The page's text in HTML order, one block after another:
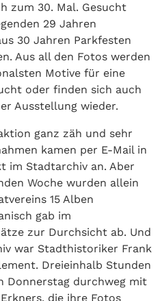
zum 30. Mal. Gesucht
29 Jahren
30 Jahren Parkfesten
Aus all den Fotos werden
Motive für eine
oder finden sich auch
Ausstellung wieder.
ganz zäh und sehr
kamen per E-Mail in
im Stadtarchiv an. Aber
Woche wurden allein
15 Alben
gab im
zur Durchsicht ab. Und
war Stadthistoriker Frank
Dreieinhalb Stunden
Donnerstag durchweg mit
die ihre Fotos